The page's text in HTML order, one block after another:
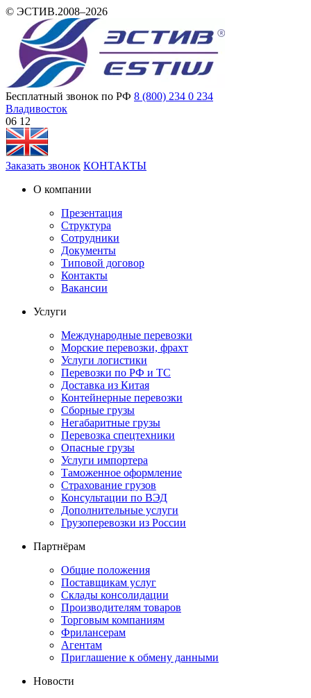
© ЭСТИВ.2008–2026
Бесплатный звонок по РФ 8 (800) 234 0 234
Владивосток
06 12
Заказать звонок КОНТАКТЫ
О компании
Презентация
Структура
Сотрудники
Документы
Типовой договор
Контакты
Вакансии
Услуги
Международные перевозки
Морские перевозки, фрахт
Услуги логистики
Перевозки по РФ и ТС
Доставка из Китая
Контейнерные перевозки
Сборные грузы
Негабаритные грузы
Перевозка спецтехники
Опасные грузы
Услуги импортера
Таможенное оформление
Страхование грузов
Консультации по ВЭД
Дополнительные услуги
Грузоперевозки из России
Партнёрам
Общие положения
Поставщикам услуг
Склады консолидации
Производителям товаров
Торговым компаниям
Фрилансерам
Агентам
Приглашение к обмену данными
Новости